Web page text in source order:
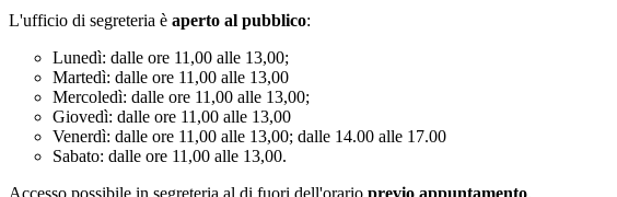
L'ufficio di segreteria è aperto al pubblico:
Lunedì: dalle ore 11,00 alle 13,00;
Martedì: dalle ore 11,00 alle 13,00
Mercoledì: dalle ore 11,00 alle 13,00;
Giovedì: dalle ore 11,00 alle 13,00
Venerdì: dalle ore 11,00 alle 13,00; dalle 14.00 alle 17.00
Sabato: dalle ore 11,00 alle 13,00.
Accesso possibile in segreteria al di fuori dell'orario previo appuntamento.